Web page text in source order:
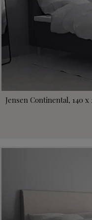
Jensen Continental, 140 x